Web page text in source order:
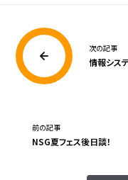
次の記事
情報シス
前の記事
NSG夏フェス後日談！